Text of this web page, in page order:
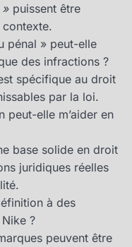
» puissent être
pénal » peut-elle
des infractions ?
spécifique au droit
par la loi.
peut-elle m’aider en
base solide en droit
juridiques réelles
à des
?
peuvent être